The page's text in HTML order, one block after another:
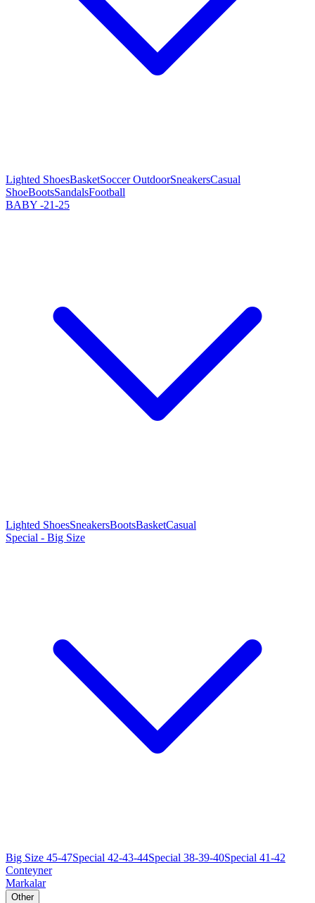
Lighted ShoesBasketSoccer OutdoorSneakersCasual
ShoeBootsSandalsFootball
BABY -21-25
Lighted ShoesSneakersBootsBasketCasual
Special - Big Size
Big Size 45-47Special 42-43-44Special 38-39-40Special 41-42
Conteyner
Markalar
Other